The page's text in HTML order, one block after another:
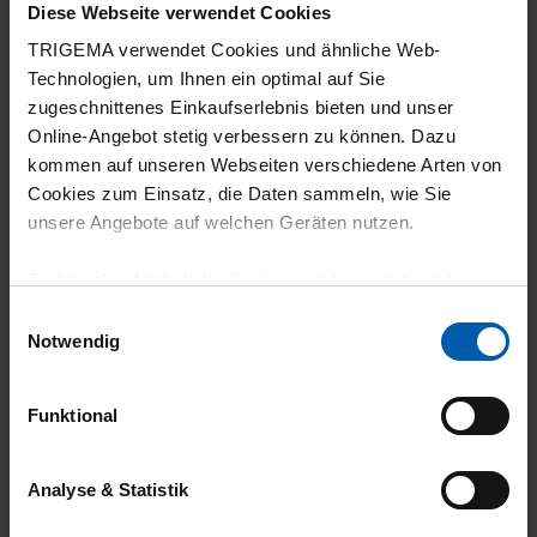
Diese Webseite verwendet Cookies
TRIGEMA verwendet Cookies und ähnliche Web-
Technologien, um Ihnen ein optimal auf Sie
zugeschnittenes Einkaufserlebnis bieten und unser
Online-Angebot stetig verbessern zu können. Dazu
kommen auf unseren Webseiten verschiedene Arten von
Cookies zum Einsatz, die Daten sammeln, wie Sie
unsere Angebote auf welchen Geräten nutzen.
grundlegende Funktionen wie etwa zur Auswahl und
gewährleisten.
Für die Darstellung personalisierter Angebote, Anzeigen
und Inhalte aufgrund Ihres Nutzerverhaltens und Ihres
Notwendig
Funktional
Analyse & Statistik
climate-neutral
Family business